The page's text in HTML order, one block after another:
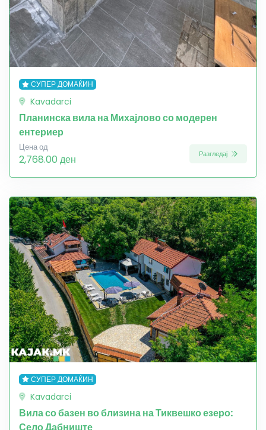
СУПЕР ДОМАЌИН
Kavadarci
Планинска вила на Михајлово со модерен
ентериер
Цена од
2,768.00 ден Разгледај
СУПЕР ДОМАЌИН
Kavadarci
Вила со базен во близина на Тиквешко езеро:
Село Дабниште